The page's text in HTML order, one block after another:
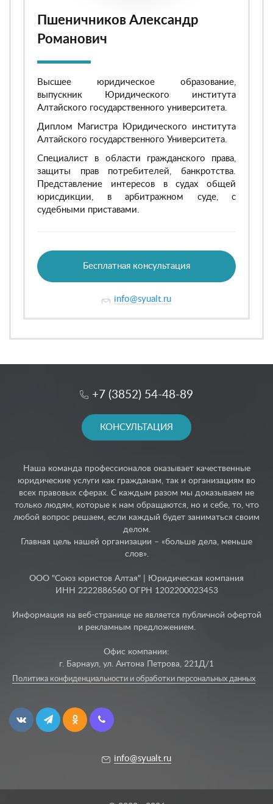
Пшеничников Александр
Романович
Высшее юридическое образование,
выпускник Юридического института
Алтайского государственного университета.
Диплом Магистра Юридического института
Алтайского государственного Университета.
Специалист в области гражданского права,
защиты прав потребителей, банкротства.
Представление интересов в судах общей
юрисдикции, в арбитражном суде, с
судебными приставами.
Бесплатная консультация
info@syualt.ru
+7 (3852) 54-48-89
КОНСУЛЬТАЦИЯ
Наша команда профессионалов оказывает качественные
юридические услуги как гражданам, так и организациям во
всех правовых сферах. С каждым разом мы доказываем не
только людям, которые к нам обращаются, но и себе, то, что
любой вопрос решаем, если каждый будет заниматься своим
делом.
Главная цель нашей организации – «больше дела, меньше
слов».
ООО "Союз юристов Алтая" | Юридическая компания
ИНН 2222886560 ОГРН 1202200023453
Информация на веб-странице не является публичной офертой
и рекламным предложением.
Офис компании:
г. Барнаул, ул. Антона Петрова, 221Д/1
Политика конфиденциальности и обработки персональных данных
info@syualt.ru